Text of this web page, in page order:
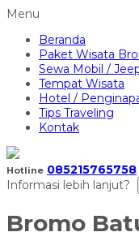
Menu
Beranda
Paket Wisata
Sewa Mobil /
Tempat Wisata
Hotel /
Tips Traveling
Kontak
Hotline 085215765758
Informasi lebih lanjut?
Bromo